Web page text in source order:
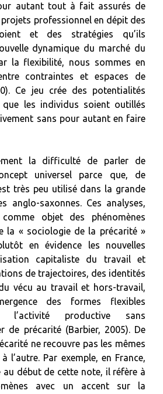
autant tout à fait assurés de
professionnel en dépit des
et des stratégies qu’ils
dynamique du marché du
la flexibilité, nous sommes en
contraintes et espaces de
Ce jeu crée des potentialités
que les individus soient outillés
sans pour autant en faire
la difficulté de parler de
universel parce que, de
très peu utilisé dans la grande
anglo-saxonnes. Ces analyses,
objet des phénomènes
la « sociologie de la précarité »
en évidence les nouvelles
capitaliste du travail et
de trajectoires, des identités
vécu au travail et hors-travail,
des formes flexibles
l’activité productive sans
de précarité (Barbier, 2005). De
ne recouvre pas les mêmes
l’autre. Par exemple, en France,
au début de cette note, il réfère à
avec un accent sur la